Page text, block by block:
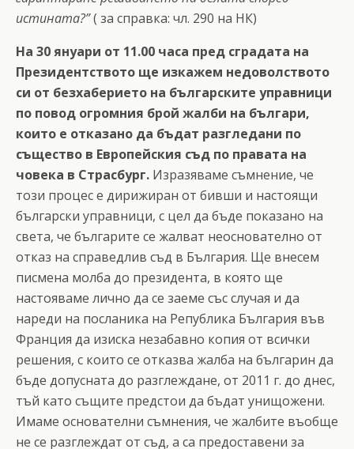
истината?”( за справка: чл. 290 на НК)
На 30 януари от 11.00 часа пред сградата на
Президентството ще изкажем недоволството
си от безхаберието на българските управници
по повод огромния брой жалби на българи,
които е отказано да бъдат разгледани по
същество в Европейския съд по правата на
човека в Страсбург. Изразяваме съмнение, че
този процес е дирижиран от бивши и настоящи
български управници, с цел да бъде показано на
света, че българите се жалват неоснователно от
отказ на справедлив съд в България. Ще внесем
писмена молба до президента, в която ще
настояваме лично да се заеме със случая и да
нареди на посланика на Република България във
Франция да изиска незабавно копия от всички
решения, с които се отказва жалба на българин да
бъде допусната до разглеждане, от 2011 г. до днес,
тъй като същите предстои да бъдат унищожени.
Имаме основателни съмнения, че жалбите въобще
не се разглеждат от съд, а са предоставени за